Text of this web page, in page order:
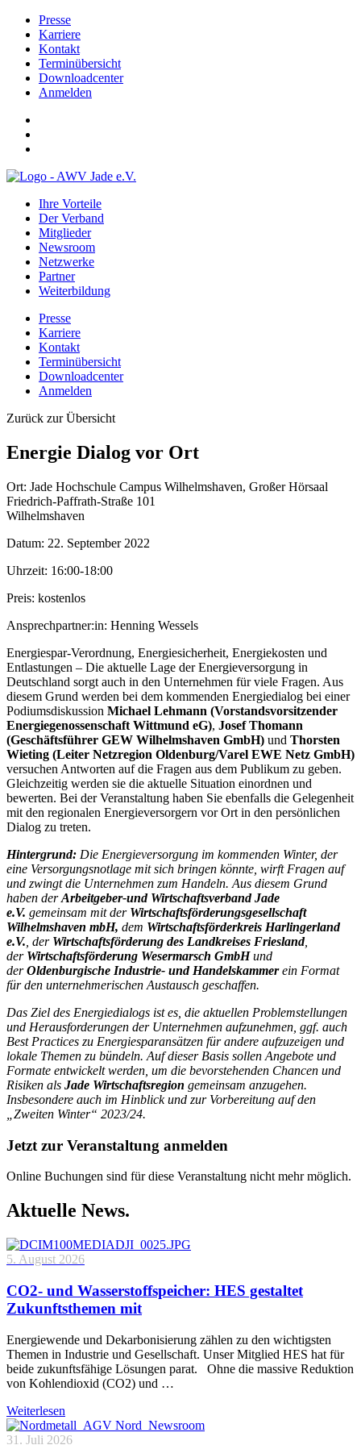
Presse
Karriere
Kontakt
Terminübersicht
Downloadcenter
Anmelden
Ihre Vorteile
Der Verband
Mitglieder
Newsroom
Netzwerke
Partner
Weiterbildung
Presse
Karriere
Kontakt
Terminübersicht
Downloadcenter
Anmelden
Zurück zur Übersicht
Energie Dialog vor Ort
Ort: Jade Hochschule Campus Wilhelmshaven, Großer Hörsaal
Friedrich-Paffrath-Straße 101
Wilhelmshaven
Datum: 22. September 2022
Uhrzeit: 16:00-18:00
Preis: kostenlos
Ansprechpartner:in: Henning Wessels
Energiespar-Verordnung, Energiesicherheit, Energiekosten und
Entlastungen – Die aktuelle Lage der Energieversorgung in
Deutschland sorgt auch in den Unternehmen für viele Fragen. Aus
diesem Grund werden bei dem kommenden Energiedialog bei einer
Podiumsdiskussion Michael Lehmann (Vorstandsvorsitzender
Energiegenossenschaft Wittmund eG), Josef Thomann
(Geschäftsführer GEW Wilhelmshaven GmbH) und Thorsten
Wieting (Leiter Netzregion Oldenburg/Varel EWE Netz GmbH)
versuchen Antworten auf die Fragen aus dem Publikum zu geben.
Gleichzeitig werden sie die aktuelle Situation einordnen und
bewerten. Bei der Veranstaltung haben Sie ebenfalls die Gelegenheit
mit den regionalen Energieversorgern vor Ort in den persönlichen
Dialog zu treten.
Hintergrund: Die Energieversorgung im kommenden Winter, der
eine Versorgungsnotlage mit sich bringen könnte, wirft Fragen auf
und zwingt die Unternehmen zum Handeln. Aus diesem Grund
haben derArbeitgeber-und Wirtschaftsverband Jade
e.V. gemeinsam mit der Wirtschaftsförderungsgesellschaft
Wilhelmshaven mbH, dem Wirtschaftsförderkreis Harlingerland
e.V. , der Wirtschaftsförderung des Landkreises Friesland,
derWirtschaftsförderung Wesermarsch GmbHund
derOldenburgische Industrie- und Handelskammerein Format
für den unternehmerischen Austausch geschaffen.
Das Ziel des Energiedialogs ist es, die aktuellen Problemstellungen
und Herausforderungen der Unternehmen aufzunehmen, ggf. auch
Best Practices zu Energiesparansätzen für andere aufzuzeigen und
lokale Themen zu bündeln. Auf dieser Basis sollen Angebote und
Formate entwickelt werden, um die bevorstehenden Chancen und
Risiken als Jade Wirtschaftsregion gemeinsam anzugehen.
Insbesondere auch im Hinblick und zur Vorbereitung auf den
„Zweiten Winter“ 2023/24.
Jetzt zur Veranstaltung anmelden
Online Buchungen sind für diese Veranstaltung nicht mehr möglich.
Aktuelle News.
5. August 2026
CO2- und Wasserstoffspeicher: HES gestaltet
Zukunftsthemen mit
Energiewende und Dekarbonisierung zählen zu den wichtigsten
Themen in Industrie und Gesellschaft. Unser Mitglied HES hat für
beide zukunftsfähige Lösungen parat. Ohne die massive Reduktion
von Kohlendioxid (CO2) und …
Weiterlesen
31. Juli 2026